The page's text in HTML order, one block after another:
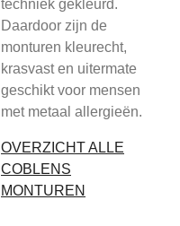
techniek gekleurd.
Daardoor zijn de
monturen kleurecht,
krasvast en uitermate
geschikt voor mensen
met metaal allergieën.
OVERZICHT ALLE
COBLENS
MONTUREN